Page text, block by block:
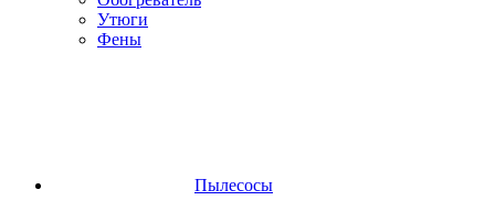
Утюги
Фены
Пылесосы